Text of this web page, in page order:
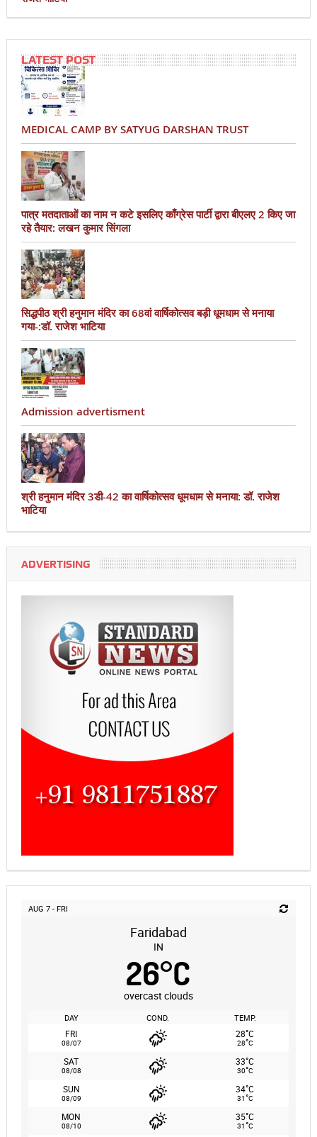
LATEST POST
MEDICAL CAMP BY SATYUG DARSHAN TRUST
पात्र मतदाताओं का नाम न कटे इसलिए काँग्रेस पार्टी द्वारा बीएलए 2 किए जा
रहे तैयार: लखन कुमार सिंगला
सिद्धपीठ श्री हनुमान मंदिर का 68वां वार्षिकोत्सव बड़ी धूमधाम से मनाया
गया-:डॉ. राजेश भाटिया
Admission advertisment
श्री हनुमान मंदिर 3डी-42 का वार्षिकोत्सव धूमधाम से मनाया: डॉ. राजेश
भाटिया
ADVERTISING
AUG 7 - FRI
Faridabad
IN
26°C
overcast clouds
DAY COND. TEMP.
FRI
08/07
28°C
28°C
SAT
08/08
33°C
30°C
SUN
08/09
34°C
31°C
MON
08/10
35°C
31°C